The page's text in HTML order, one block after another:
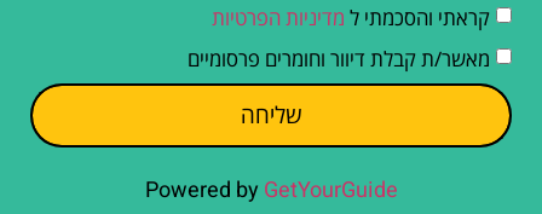
קראתי והסכמתי ל מדיניות הפרטיות
מאשר/ת קבלת דיוור וחומרים פרסומיים
שליחה
Powered by GetYourGuide